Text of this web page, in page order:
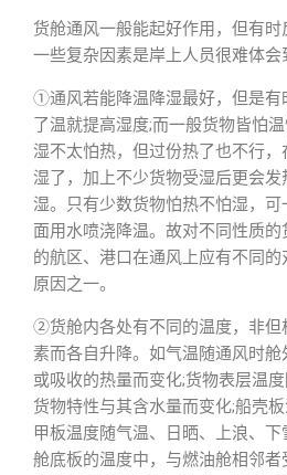
货舱通风一般能起好作用，但有
一些复杂因素是岸上人员很难体会
①通风若能降温降湿最好，但是有
了温就提高湿度;而一般货物皆怕
湿不太怕热，但过份热了也不行
湿了，加上不少货物受湿后更会
湿。只有少数货物怕热不怕湿，
面用水喷浇降温。故对不同性质
的航区、港口在通风上应有不同
原因之一。
②货舱内各处有不同的温度，非但
素而各自升降。如气温随通风时
或吸收的热量而变化;货物表层温度
货物特性与其含水量而变化;船壳
甲板温度随气温、日晒、上浪、
舱底板的温度中，与燃油舱相邻